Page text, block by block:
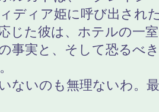
ディア姫に呼び出され
じた彼は、ホテルの一
事実と、そして恐るべ
いないのも無理ないわ。